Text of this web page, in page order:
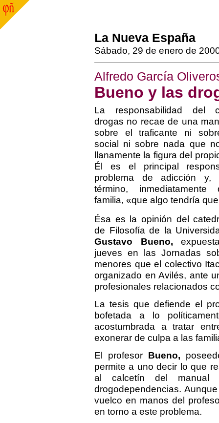
La Nueva España
Sábado, 29 de enero de
Alfredo García
Bueno y las
La responsabilidad del
drogas no recae de una
sobre el traficante ni
social ni sobre nada que
llanamente la figura del
Él es el principal
problema de adicción y,
término, inmediatamente
familia, «que algo tendría
Ésa es la opinión del
de Filosofía de la
Gustavo Bueno,
jueves en las Jornadas
menores que el colectivo
organizado en Avilés, ante
profesionales relacionados
La tesis que defiende el
bofetada a lo
acostumbrada a tratar
exonerar de culpa a las
El profesor Bueno,
permite a uno decir lo que
al calcetín del
drogodependencias.
vuelco en manos del
en torno a este problema.